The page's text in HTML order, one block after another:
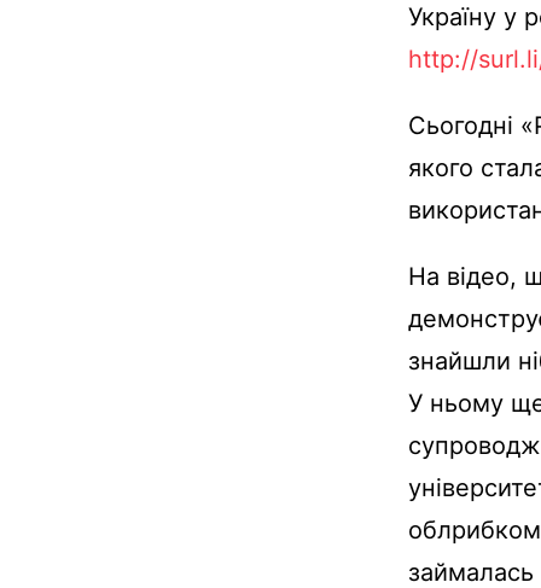
Україну у
http://
Сьогодні
якого
На відео,
знайшли
У ньому ще